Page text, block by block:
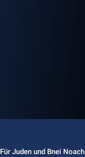
Für Juden und Bnei Noach